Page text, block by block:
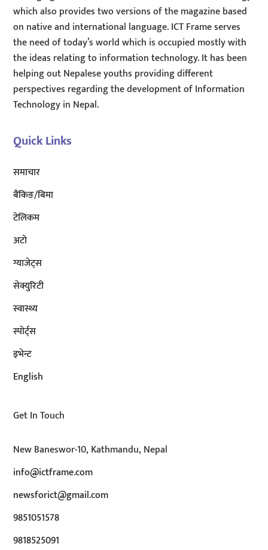
which also provides two versions of the magazine based
on native and international language. ICT Frame serves
the need of today’s world which is occupied mostly with
the ideas relating to information technology. It has been
helping out Nepalese youths providing different
perspectives regarding the development of Information
Technology in Nepal.
Quick Links
समाचार
बैंकिङ/बिमा
टेलिकम
अटाे
ग्याजेट्स
सेक्युरिटी
स्वास्थ्य
स्पोर्ट्स
इभेन्ट
English
Get In Touch
New Baneswor-10, Kathmandu, Nepal
info@ictframe.com
newsforict@gmail.com
9851051578
9818525091